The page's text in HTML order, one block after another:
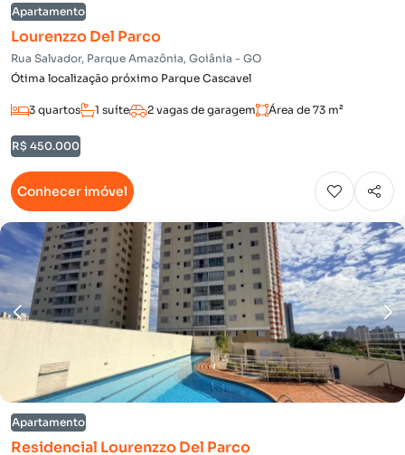
Apartamento
Lourenzzo Del Parco
Rua Salvador, Parque Amazônia, Goiânia - GO
Ótima localização próximo Parque Cascavel
3 quartos 1 suíte 2 vagas de garagem Área de 73 m²
R$ 450.000
Conhecer imóvel
Apartamento
Residencial Lourenzzo Del Parco